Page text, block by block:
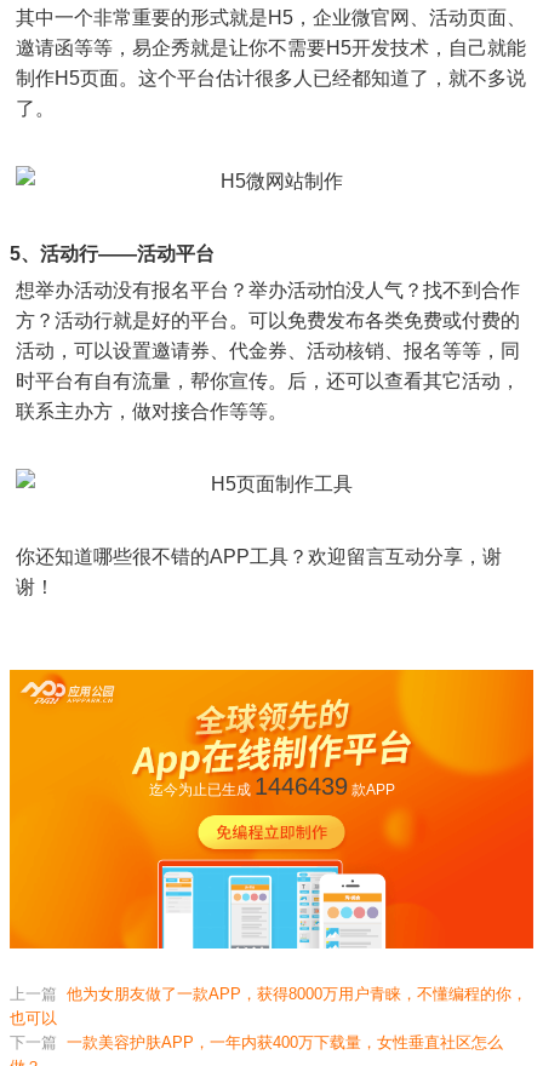
其中一个非常重要的形式就是H5，企业微官网、活动页面、
邀请函等等，易企秀就是让你不需要H5开发技术，自己就能
制作H5页面。这个平台估计很多人已经都知道了，就不多说
了。
5、活动行——活动平台
想举办活动没有报名平台？举办活动怕没人气？找不到合作
方？活动行就是好的平台。可以免费发布各类免费或付费的
活动，可以设置邀请券、代金券、活动核销、报名等等，同
时平台有自有流量，帮你宣传。后，还可以查看其它活动，
联系主办方，做对接合作等等。
你还知道哪些很不错的APP工具？欢迎留言互动分享，谢
谢！
迄今为止已生成 1446439款APP
上一篇 他为女朋友做了一款APP，获得8000万用户青睐，不懂编程的你，
也可以
下一篇 一款美容护肤APP，一年内获400万下载量，女性垂直社区怎么